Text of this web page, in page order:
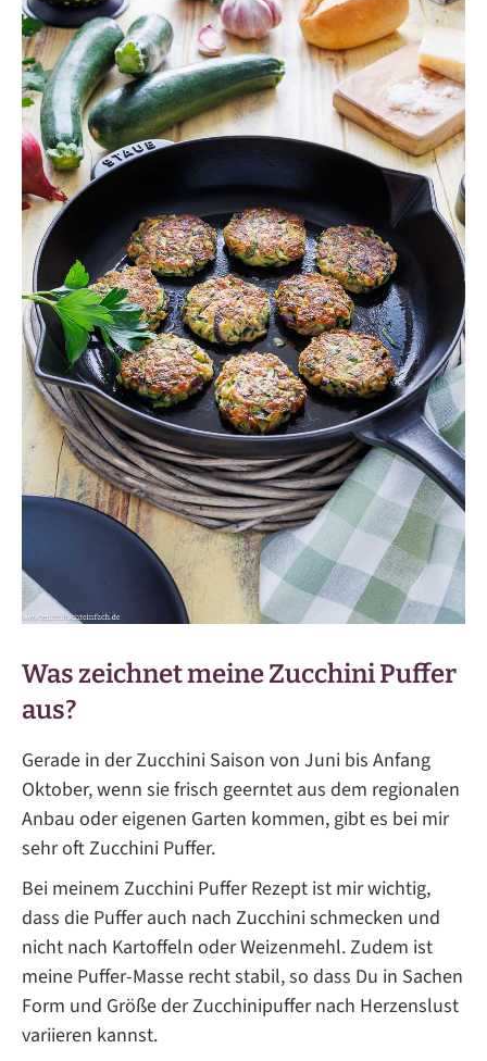
Was zeichnet meine Zucchini Puffer
aus?
Gerade in der Zucchini Saison von Juni bis Anfang
Oktober, wenn sie frisch geerntet aus dem regionalen
Anbau oder eigenen Garten kommen, gibt es bei mir
sehr oft Zucchini Puffer.
Bei meinem Zucchini Puffer Rezept ist mir wichtig,
dass die Puffer auch nach Zucchini schmecken und
nicht nach Kartoffeln oder Weizenmehl. Zudem ist
meine Puffer-Masse recht stabil, so dass Du in Sachen
Form und Größe der Zucchinipuffer nach Herzenslust
variieren kannst.